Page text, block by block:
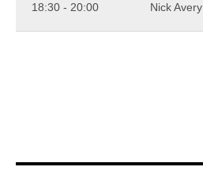
18:30 - 20:00 Nick Avery